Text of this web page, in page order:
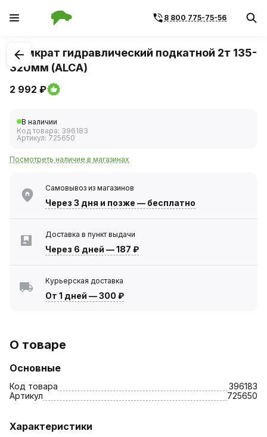
8 800 775-75-56
1/2
Домкрат гидравлический подкатной 2т 135-
320мм (ALCA)
2 992 ₽
В наличии
Код товара: 396183
Артикул: 725650
Посмотреть наличие в магазинах
Самовывоз из магазинов
Через 3 дня и позже — бесплатно
Доставка в пункт выдачи
Через 6 дней —187 ₽
Курьерская доставка
От 1 дней —300 ₽
О товаре
Основные
Код товара
396183
Артикул
725650
Характеристики